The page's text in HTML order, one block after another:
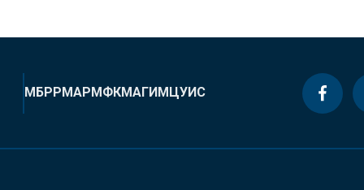
МБРРМАРМФКМАГИМЦУИС